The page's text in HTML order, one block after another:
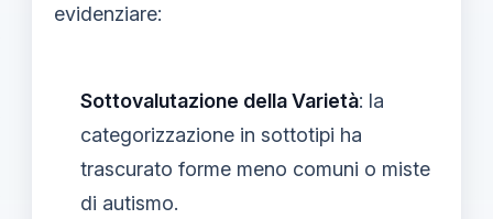
evidenziare:
Sottovalutazione della Varietà: la
categorizzazione in sottotipi ha
trascurato forme meno comuni o miste
di autismo.